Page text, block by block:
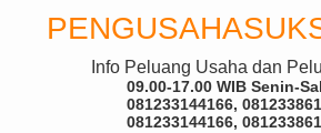
Info Peluang Usaha dan
09.00-17.00 WIB Senin-
081233144166,
081233144166,